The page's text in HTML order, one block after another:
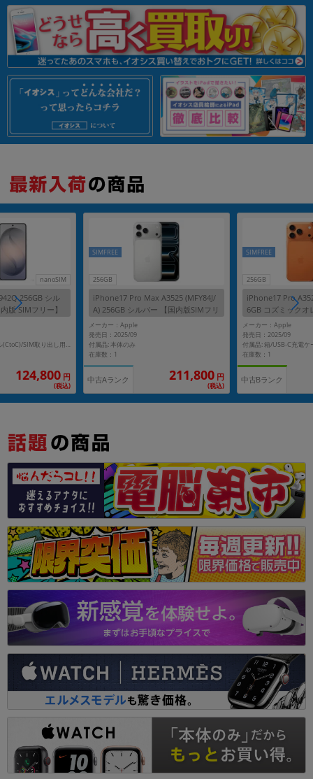
nanoSIM
256GB シル
版 SIMフリー】
付属品: 箱/USBケーブル(CtoC)/SIM取り出し用ピン/クイックスタートガイド
124,800 円
(税込)
256GB
SIMFREE
iPhone17 Pro Max A3525 (MFY84J/
A) 256GB シルバー 【国内版SIMフリ
ー】
メーカー：Apple
発売日：2025/09
付属品: 本体のみ
在庫数：1
中古Aランク 211,800 円
(税込)
256GB
SIMFREE
iPhone17 Pro
6GB コズミックオ
Mフリー】
メーカー：Apple
発売日：2025/09
付属品: 箱/USB-C充電ケ
在庫数：1
中古Bランク